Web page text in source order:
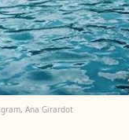
Ana Girardot